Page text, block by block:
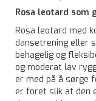
Rosa leotard som
Rosa leotard med
dansetrening eller
behagelig og
og moderat lav
er med på å sørge
er foret slik at den